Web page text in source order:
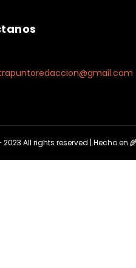
All rights reserved | Hecho en